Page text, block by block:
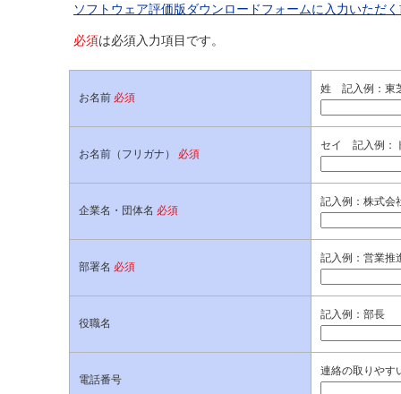
ソフトウェア評価版ダウンロードフォームに入力いただ
必須は必須入力項目です。
お名前 必須
姓 記入例：東
お名前（フリガナ） 必須
セイ 記入例：
企業名・団体名 必須
記入例：株式会
部署名 必須
記入例：営業推
役職名
記入例：部長
電話番号
連絡の取りやす